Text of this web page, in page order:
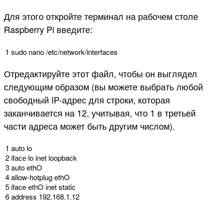
Для этого откройте терминал на рабочем столе
Raspberry Pi введите:
1 sudo nano/etc/network/interfaces
Отредактируйте этот файл, чтобы он выглядел
следующим образом (вы можете выбрать любой
свободный IP-адрес для строки, которая
заканчивается на 12, учитывая, что 1 в третьей
части адреса может быть другим числом).
1
2
3
4
5
6
auto lo
ifасе loinet loopback
autoethO
allow-hotplugethO
ifaceethO inetstatic
address 192.168.1.12